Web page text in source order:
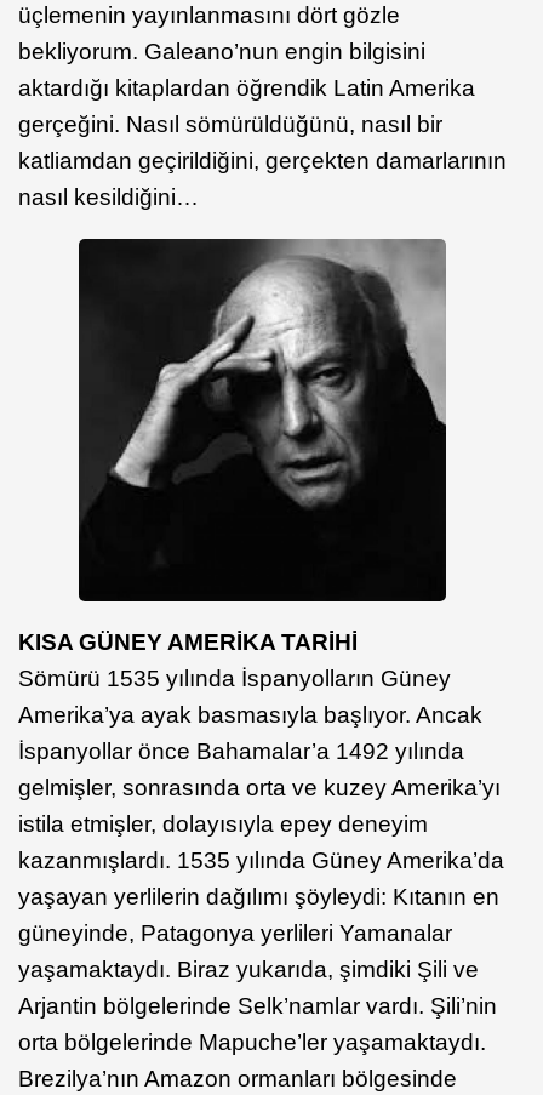
üçlemenin yayınlanmasını dört gözle
bekliyorum. Galeano’nun engin bilgisini
aktardığı kitaplardan öğrendik Latin Amerika
gerçeğini. Nasıl sömürüldüğünü, nasıl bir
katliamdan geçirildiğini, gerçekten damarlarının
nasıl kesildiğini…
KISA GÜNEY AMERİKA TARİHİ
Sömürü 1535 yılında İspanyolların Güney
Amerika’ya ayak basmasıyla başlıyor. Ancak
İspanyollar önce Bahamalar’a 1492 yılında
gelmişler, sonrasında orta ve kuzey Amerika’yı
istila etmişler, dolayısıyla epey deneyim
kazanmışlardı. 1535 yılında Güney Amerika’da
yaşayan yerlilerin dağılımı şöyleydi: Kıtanın en
güneyinde, Patagonya yerlileri Yamanalar
yaşamaktaydı. Biraz yukarıda, şimdiki Şili ve
Arjantin bölgelerinde Selk’namlar vardı. Şili’nin
orta bölgelerinde Mapuche’ler yaşamaktaydı.
Brezilya’nın Amazon ormanları bölgesinde